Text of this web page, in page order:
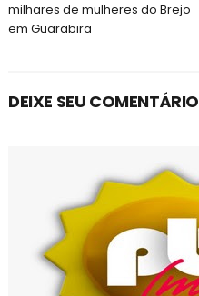
milhares de mulheres do Brejo
em Guarabira
DEIXE SEU COMENTÁRIO